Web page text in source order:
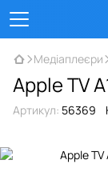
Медіаплеєри
Apple TV
Артикул: 56369